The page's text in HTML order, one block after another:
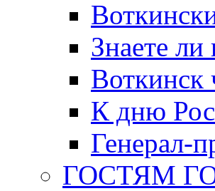
Знаете
К дню
Генерал-
ГОСТЯМ